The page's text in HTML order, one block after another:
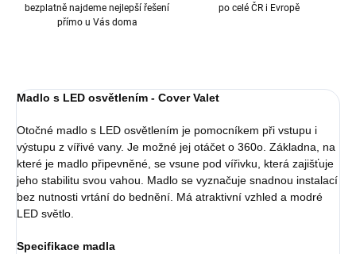
bezplatně najdeme nejlepší řešení
přímo u Vás doma
po celé ČR i Evropě
Madlo s LED osvětlením - Cover Valet
Otočné madlo s LED osvětlením je pomocníkem při vstupu i
výstupu z vířivé vany. Je možné jej otáčet o 360o. Základna, na
které je madlo připevněné, se vsune pod vířivku, která zajišťuje
jeho stabilitu svou vahou. Madlo se vyznačuje snadnou instalací
bez nutnosti vrtání do bednění. Má atraktivní vzhled a modré
LED světlo.
Specifikace madla